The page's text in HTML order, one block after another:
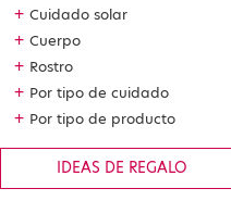
+ Cuidado solar
+ Cuerpo
+ Rostro
+ Por tipo de cuidado
+ Por tipo de producto
IDEAS DE REGALO